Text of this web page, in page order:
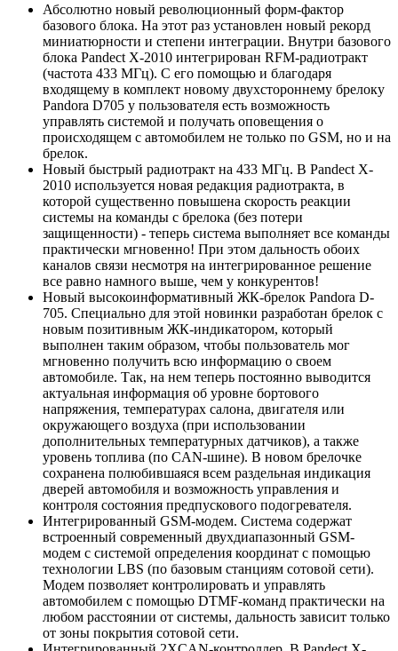
Абсолютно новый революционный форм-фактор
базового блока. На этот раз установлен новый рекорд
миниатюрности и степени интеграции. Внутри базового
блока Pandect X-2010 интегрирован RFM-радиотракт
(частота 433 МГц). С его помощью и благодаря
входящему в комплект новому двухстороннему брелоку
Pandora D705 у пользователя есть возможность
управлять системой и получать оповещения о
происходящем с автомобилем не только по GSM, но и на
брелок.
Новый быстрый радиотракт на 433 МГц. В Pandect X-
2010 используется новая редакция радиотракта, в
которой существенно повышена скорость реакции
системы на команды с брелока (без потери
защищенности) - теперь система выполняет все команды
практически мгновенно! При этом дальность обоих
каналов связи несмотря на интегрированное решение
все равно намного выше, чем у конкурентов!
Новый высокоинформативный ЖК-брелок Pandora D-
705. Специально для этой новинки разработан брелок с
новым позитивным ЖК-индикатором, который
выполнен таким образом, чтобы пользователь мог
мгновенно получить всю информацию о своем
автомобиле. Так, на нем теперь постоянно выводится
актуальная информация об уровне бортового
напряжения, температурах салона, двигателя или
окружающего воздуха (при использовании
дополнительных температурных датчиков), а также
уровень топлива (по CAN-шине). В новом брелочке
сохранена полюбившаяся всем раздельная индикация
дверей автомобиля и возможность управления и
контроля состояния предпускового подогревателя.
Интегрированный GSM-модем. Система содержат
встроенный современный двухдиапазонный GSM-
модем с системой определения координат с помощью
технологии LBS (по базовым станциям сотовой сети).
Модем позволяет контролировать и управлять
автомобилем с помощью DTMF-команд практически на
любом расстоянии от системы, дальность зависит только
от зоны покрытия сотовой сети.